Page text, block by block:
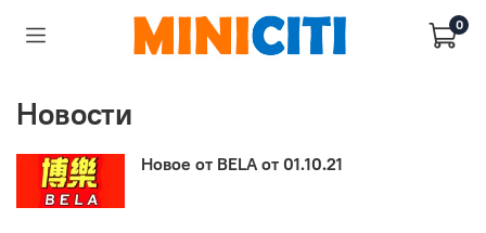
0
Новости
Новое от BELA от 01.10.21